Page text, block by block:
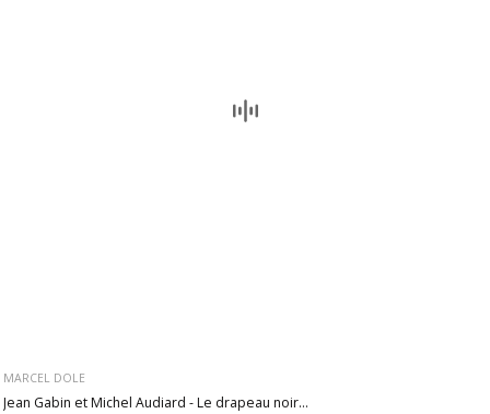
MARCEL DOLE
Jean Gabin et Michel Audiard - Le drapeau noir...